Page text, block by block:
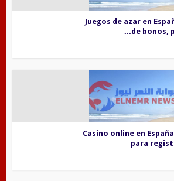
Juegos de azar en
de bonos,
Casino online en
para